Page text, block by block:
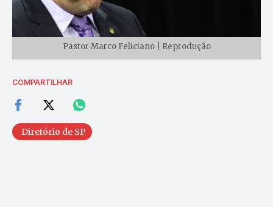
Pastor Marco Feliciano | Reprodução
COMPARTILHAR
Diretório de SP